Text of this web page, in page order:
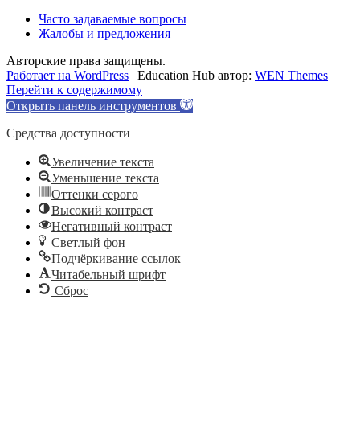
Часто задаваемые вопросы
Жалобы и предложения
Авторские права защищены.
Работает на WordPress | Education Hub автор: WEN Themes
Перейти к содержимому
Открыть панель инструментов
Средства доступности
Увеличение текста
Уменьшение текста
Оттенки серого
Высокий контраст
Негативный контраст
Светлый фон
Подчёркивание ссылок
Читабельный шрифт
Сброс